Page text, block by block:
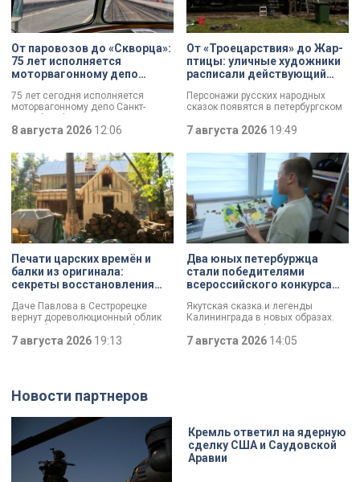
От паровозов до «Скворца»:
75 лет исполняется
моторвагонному депо
Финляндский
75 лет сегодня исполняется
моторвагонному депо Санкт-
Появление этого объекта для
знаковым: паровозы уступили
место электричкам. Изначально
выполняли 13 пар рейсов, сейчас
— почти в 20 раз больше. В парке
предприятия — современные
вагоны и ретро-составы.
8 августа 2026 12:06
От «Троецарствия» до Жар-
птицы: уличные художники
расписали действующий
Персонажи русских народных
сказок появятся в петербургском
«Выборгское» завершился
уличных художников страны — от
Краснодара до Владивостока.
Мастерам передали в полное
распоряжение шесть
действующих вагонов, и те
превратили их в настоящие арт-
объекты. Результат доказал:
баллончик с краской в руках
профессионала — это не порча
имущества, а яркий стрит-арт,
который не имеет ничего общего с
вандализмом.
7 августа 2026 19:49
Печати царских времён и
балки из оригинала:
секреты восстановления
Даче Павлова в Сестрорецке
вернут дореволюционный облик
метр». Это льготная арендная
Александра Беглова, срок
договора рассчитан на 49 лет, из
которых за семь арендатор
должен полностью выполнить все
обязательства. Как
восстанавливают яркий пример
деревянного модерна и почему
эта история уникальна?
7 августа 2026 19:13
Два юных петербуржца
стали победителями
всероссийского конкурса
Якутская сказка и легенды
Калининграда в новых образах.
победителями всероссийского
7 августа 2026 14:05
Новости партнеров
Кремль ответил на ядерную
сделку США и Саудовской
Аравии